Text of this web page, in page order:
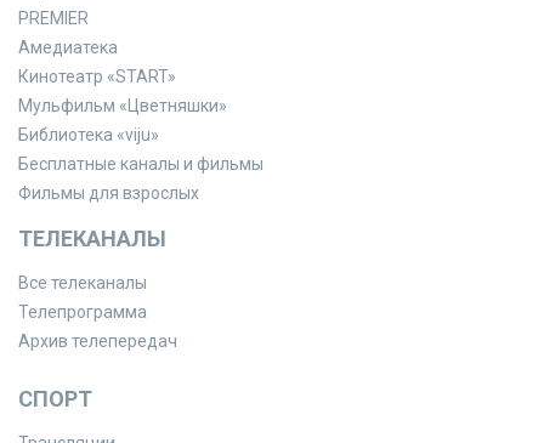
PREMIER
Амедиатека
Кинотеатр «START»
Мульфильм «Цветняшки»
Библиотека «viju»
Бесплатные каналы и фильмы
Фильмы для взрослых
ТЕЛЕКАНАЛЫ
Все телеканалы
Телепрограмма
Архив телепередач
СПОРТ